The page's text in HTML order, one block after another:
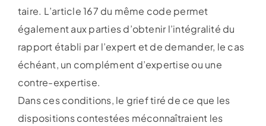
taire. L’article 167 du même code permet
également aux parties d’obtenir l’intégralité du
rapport établi par l’expert et de demander, le cas
échéant, un complément d’expertise ou une
contre-expertise.
Dans ces conditions, le grief tiré de ce que les
dispositions contestées méconnaîtraient les